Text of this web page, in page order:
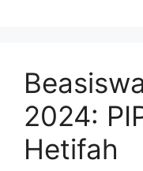
2024:
Hetifah